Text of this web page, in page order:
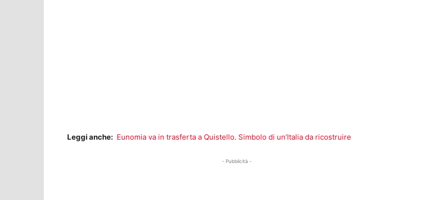
Leggi anche: Eunomia va in trasferta a Quistello. Simbolo di un’Italia da ricostruire
- Pubblicità -